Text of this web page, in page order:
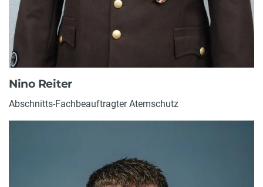
Nino Reiter
Abschnitts-Fachbeauftragter Atemschutz